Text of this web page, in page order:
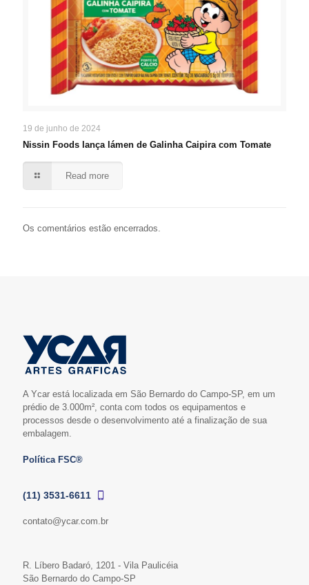
19 de junho de 2024
Nissin Foods lança lámen de Galinha Caipira com Tomate
Read more
Os comentários estão encerrados.
A Ycar está localizada em São Bernardo do Campo-SP, em um
prédio de 3.000m², conta com todos os equipamentos e
processos desde o desenvolvimento até a finalização de sua
embalagem.
Política FSC®
(11) 3531-6611
contato@ycar.com.br
R. Líbero Badaró, 1201 - Vila Paulicéia
São Bernardo do Campo-SP